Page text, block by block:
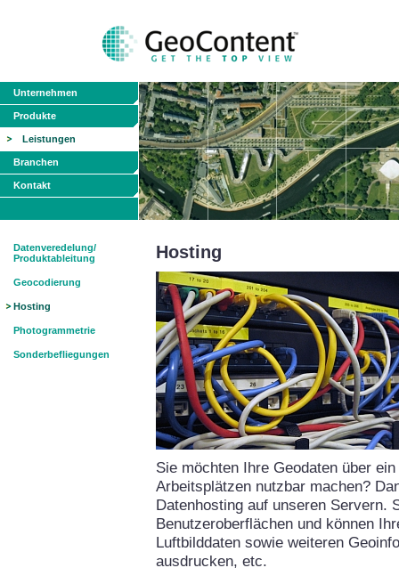
Unternehmen
Produkte
Leistungen
Branchen
Kontakt
Datenveredelung/
Produktableitung
Geocodierung
Hosting
Photogrammetrie
Sonderbefliegungen
Hosting
Sie möchten Ihre Geodaten über
Arbeitsplätzen nutzbar machen?
Datenhosting auf unseren Servern.
Benutzeroberflächen und können
Luftbilddaten sowie weiteren
ausdrucken, etc.